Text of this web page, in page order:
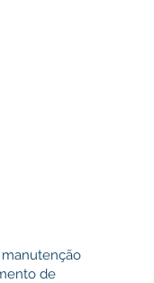
manutenção
de